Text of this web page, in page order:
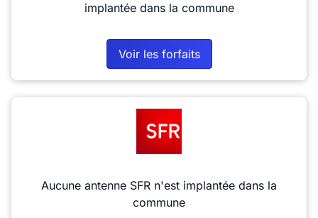
implantée dans la commune
Voir les forfaits
Aucune antenne SFR n'est implantée dans la
commune